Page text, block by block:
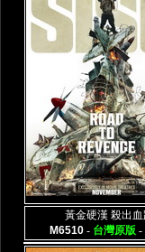
黃金硬漢 殺出血
M6510 - 台灣原版 -